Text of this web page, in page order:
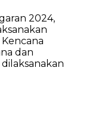
2024,
dan